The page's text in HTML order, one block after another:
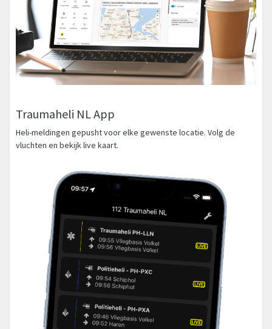
Traumaheli NL App
Heli-meldingen gepusht voor elke gewenste locatie. Volg de
vluchten en bekijk live kaart.